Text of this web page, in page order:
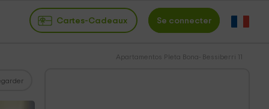
Cartes-Cadeaux Se connecter
Apartamentos Pleta Bona- Bessiberri 11